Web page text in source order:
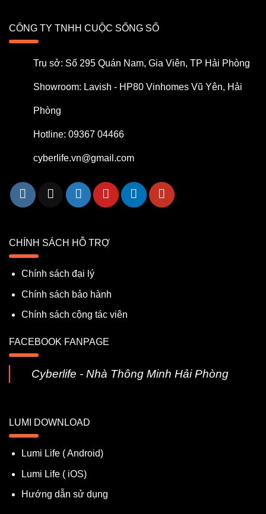
CÔNG TY TNHH CUỘC SỐNG SỐ
Trụ sở: Số 295 Quán Nam, Gia Viên, TP Hải Phòng
Showroom: Lavish - HP80 Vinhomes Vũ Yên, Hải
Phòng
Hotline: 09367 04466
cyberlife.vn@gmail.com
CHÍNH SÁCH HỖ TRỢ
Chính sách đại lý
Chính sách bảo hành
Chính sách cộng tác viên
FACEBOOK FANPAGE
Cyberlife - Nhà Thông Minh Hải Phòng
LUMI DOWNLOAD
Lumi Life ( Android)
Lumi Life ( iOS)
Hướng dẫn sử dụng